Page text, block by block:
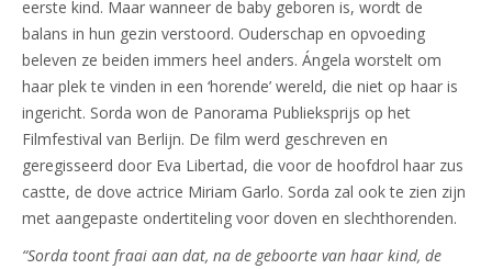
eerste kind. Maar wanneer de baby geboren is, wordt de
balans in hun gezin verstoord. Ouderschap en opvoeding
beleven ze beiden immers heel anders. Ángela worstelt om
haar plek te vinden in een ‘horende’ wereld, die niet op haar is
ingericht. Sorda won de Panorama Publieksprijs op het
Filmfestival van Berlijn. De film werd geschreven en
geregisseerd door Eva Libertad, die voor de hoofdrol haar zus
castte, de dove actrice Miriam Garlo. Sorda zal ook te zien zijn
met aangepaste ondertiteling voor doven en slechthorenden.
“Sorda toont fraai aan dat, na de geboorte van haar kind, de